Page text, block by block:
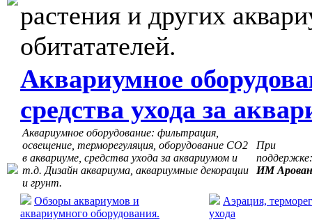
растения и других
обитатателей.
Аквариумное
средства ухода за
Аквариумное оборудование: фильтрация,
освещение, терморегуляция, оборудование СО2
в аквариуме, средства ухода за аквариумом и
т.д. Дизайн аквариума, аквариумные декорации
и грунт.
При
поддержке:
ИМ
Обзоры аквариумов и
аквариумного оборудования.
Аэрация,
ухода